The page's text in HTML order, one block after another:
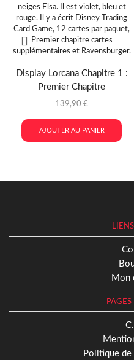
Display Lorcana Chapitre 1 :
Premier Chapitre
139,90 €
AJOUTER AU PANIER
Mon
Politique